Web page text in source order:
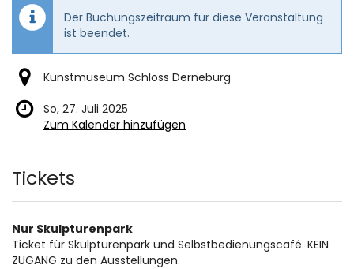
Der Buchungszeitraum für diese Veranstaltung
ist beendet.
Kunstmuseum Schloss Derneburg
So, 27. Juli 2025
Zum Kalender hinzufügen
Produkte
Tickets
Nur Skulpturenpark
Ticket für Skulpturenpark und Selbstbedienungscafé. KEIN
ZUGANG zu den Ausstellungen.